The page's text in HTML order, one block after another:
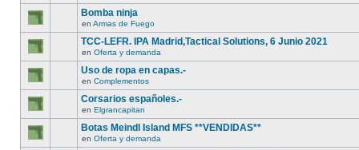
Bomba ninja
en Armas de Fuego
TCC-LEFR. IPA Madrid,Tactical Solutions, 6 Junio 2021
en Oferta y demanda
Uso de ropa en capas.-
en Complementos
Corsarios españoles.-
en Elgrancapitan
Botas Meindl Island MFS **VENDIDAS**
en Oferta y demanda